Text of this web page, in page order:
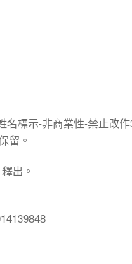
名標示-非商業性-禁止改
留。
出。